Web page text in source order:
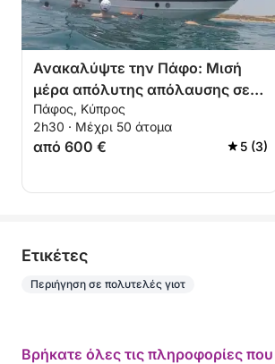
Ανακαλύψτε την Πάφο: Μισή
μέρα απόλυτης απόλαυσης σε
μια γκουλέτα
Πάφος, Κύπρος
2h30 · Μέχρι 50 άτομα
από 600 € 5 (3)
Eτικέτες
Περιήγηση σε πολυτελές γιοτ
Βρήκατε όλες τις πληροφορίες που